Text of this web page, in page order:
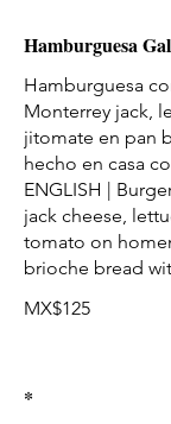
Hamburguesa
Hamburguesa
Monterrey jack,
jitomate en pan
hecho en casa
ENGLISH |
jack cheese,
tomato on
brioche bread
MX$125
*